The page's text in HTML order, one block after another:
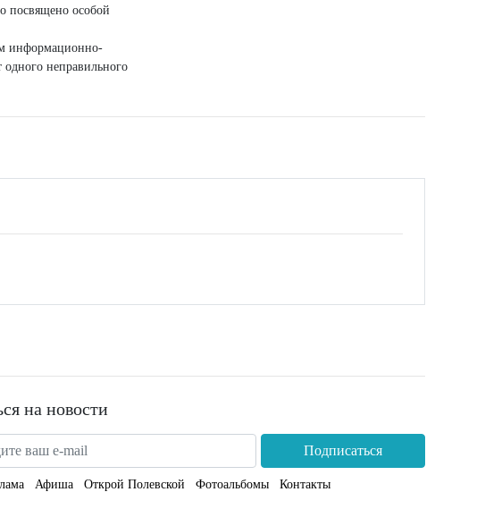
посвящено особой
информационно-
одного неправильного
на новости
Подписаться
Афиша Открой Полевской Фотоальбомы Контакты